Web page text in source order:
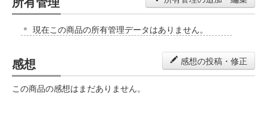
現在この商品の所有管理データはありません。
感想 感想の投稿・修正
この商品の感想はまだありません。